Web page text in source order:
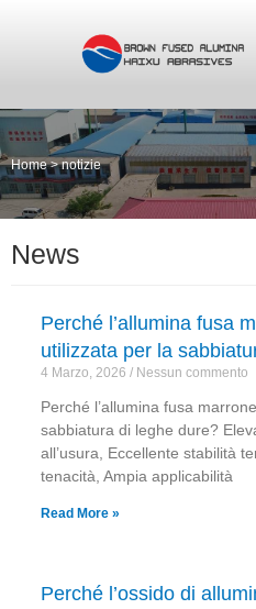
Home>notizie
News
Perché l’allumina fusa
utilizzata per la
4 Marzo, 2026 Nessun commento
Perché l’allumina fusa
sabbiatura di leghe dure?
all’usura, Eccellente stabilità
tenacità, Ampia applicabilità
Read More »
Perché l’ossido di